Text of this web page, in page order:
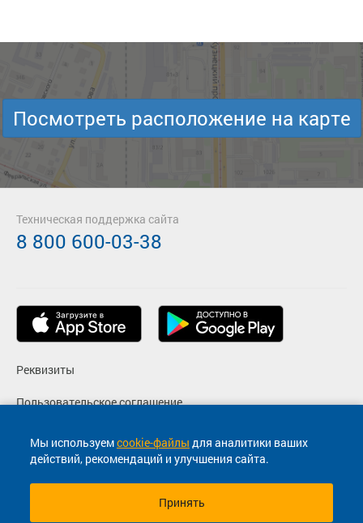
Мы используемcookie-файлы для аналитики ваших
действий, рекомендаций и улучшения сайта.
Принять
Посмотреть расположение на карте
Реквизиты
Пользовательское соглашение
Политика конфиденциальности
Согласие на маркетинговые сообщения
Техническая поддержка сайта
8 800 600-03-38
© 2013-2026, ООО "Капитал"- Онлайн сервис продажи